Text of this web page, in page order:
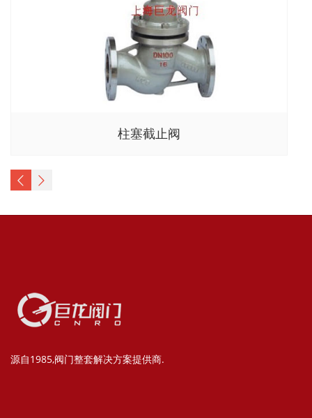
柱塞截止阀
源自1985,阀门整套解决方案提供商.